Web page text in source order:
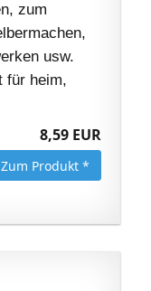
zum
usw.
für heim,
8,59 EUR
Zum Produkt *